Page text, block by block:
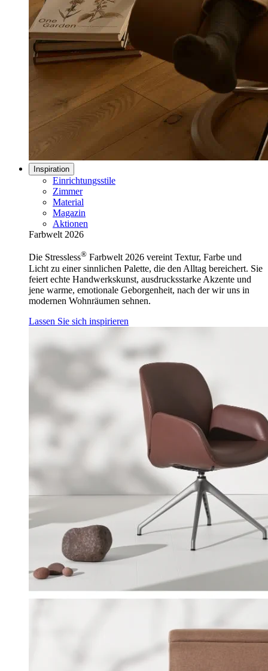
Inspiration
Einrichtungsstile
Zimmer
Material
Magazin
Aktionen
Farbwelt 2026
Die Stressless® Farbwelt 2026 vereint Textur, Farbe und
Licht zu einer sinnlichen Palette, die den Alltag bereichert. Sie
feiert echte Handwerkskunst, ausdrucksstarke Akzente und
jene warme, emotionale Geborgenheit, nach der wir uns in
modernen Wohnräumen sehnen.
Lassen Sie sich inspirieren